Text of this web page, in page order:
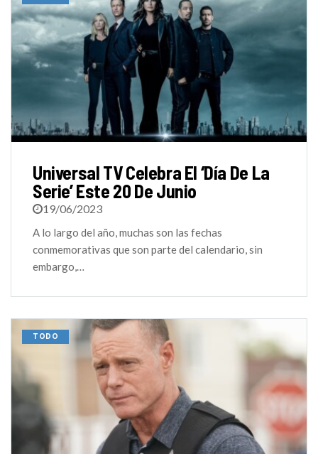
Universal TV Celebra El ‘Día De La
Serie’ Este 20 De Junio
19/06/2023
A lo largo del año, muchas son las fechas
conmemorativas que son parte del calendario, sin
embargo,…
TODO